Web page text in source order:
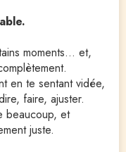
moments… et,
en te sentant vidée,
faire, ajuster.
beaucoup, et
juste.